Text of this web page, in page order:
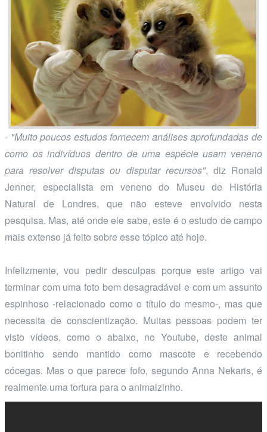
- "Muito poucos estudos fornecem análises aprofundadas de
como os indivíduos dentro de uma espécie usam veneno
para resolver disputas ou disputar recursos", diz Ronald
Jenner, especialista em veneno do Museu de História
Natural de Londres, que não esteve envolvido nesta
pesquisa. Mas, até onde ele sabe, este é o estudo de campo
mais extenso já feito sobre esse tópico até hoje.
Infelizmente, vou pedir desculpas porque este artigo vai
terminar com uma foto bem desagradável e com um assunto
espinhoso -relacionado como o título do mesmo-, mas que
necessita de conscientização. Muitas pessoas podem ter
visto vídeos, como o abaixo, no Youtube, deste animal
bonitinho sendo mantido como mascote e recebendo
cócegas. Mas o que parece fofo, segundo Anna Nekaris, é
realmente uma tortura para o animalzinho.